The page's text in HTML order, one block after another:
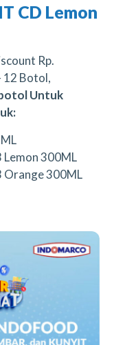
CD Lemon
Rp.
12 Botol,
Untuk
Lemon 300ML
Orange 300ML